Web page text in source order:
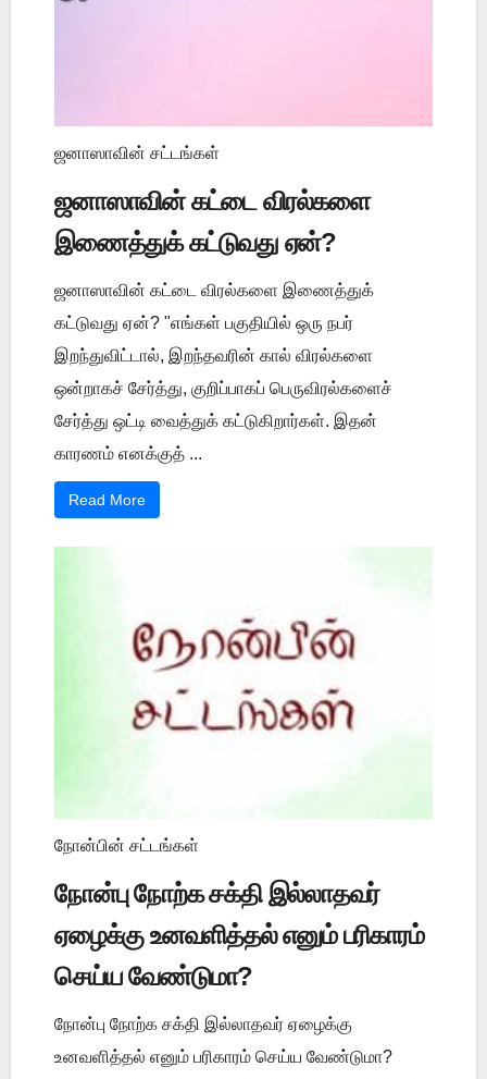
ஜனாஸாவின் சட்டங்கள்
ஜனாஸாவின் கட்டை விரல்களை
இணைத்துக் கட்டுவது ஏன்?
ஜனாஸாவின் கட்டை விரல்களை இணைத்துக்
கட்டுவது ஏன்? "எங்கள் பகுதியில் ஒரு நபர்
இறந்துவிட்டால், இறந்தவரின் கால் விரல்களை
ஒன்றாகச் சேர்த்து, குறிப்பாகப் பெருவிரல்களைச்
சேர்த்து ஒட்டி வைத்துக் கட்டுகிறார்கள். இதன்
காரணம் எனக்குத் ...
Read More
நோன்பின் சட்டங்கள்
நோன்பு நோற்க சக்தி இல்லாதவர்
ஏழைக்கு உனவளித்தல் எனும் பரிகாரம்
செய்ய வேண்டுமா?
நோன்பு நோற்க சக்தி இல்லாதவர் ஏழைக்கு
உனவளித்தல் எனும் பரிகாரம் செய்ய வேண்டுமா?